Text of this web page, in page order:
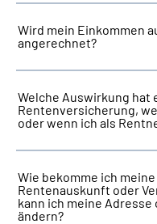
Wird mein Einkommen
angerechnet?
Welche Auswirkung hat
Rentenversicherung,
oder wenn ich als
Wie bekomme ich
Rentenauskunft oder
kann ich meine
ändern?